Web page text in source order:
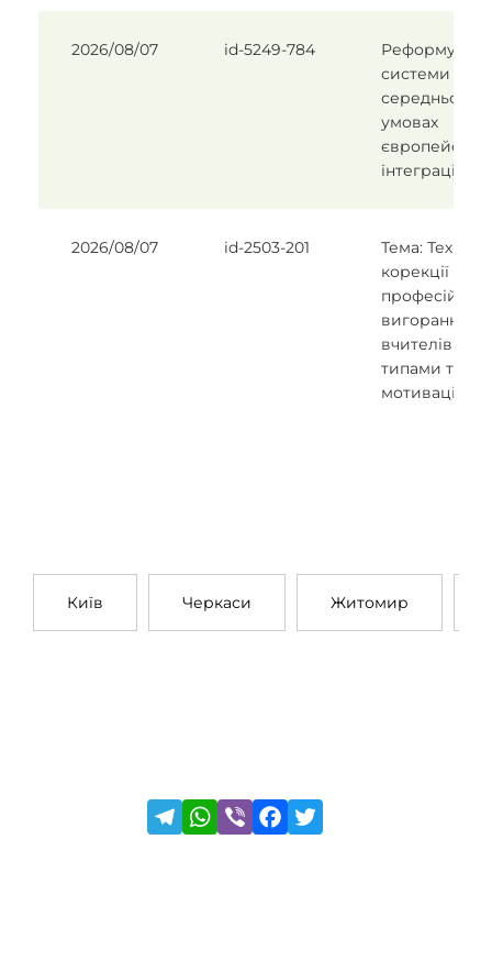
2026/08/07 id-5249-784
системи
середньої
умовах
європейської
інтеграції
2026/08/07 id-2503-201
Тема:
корекції
вигорання у
вчителів із
типами
мотивації
Київ Черкаси Житомир